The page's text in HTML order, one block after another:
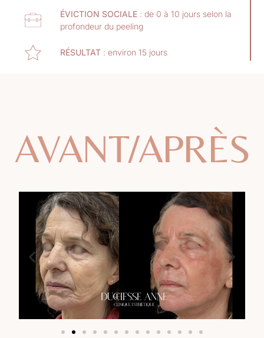
ÉVICTION SOCIALE : de 0 à 10 jours selon la
profondeur du peeling
RÉSULTAT : environ 15 jours
AVANT/APRÈS